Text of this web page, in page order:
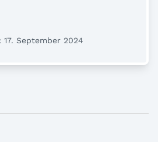
September 2024